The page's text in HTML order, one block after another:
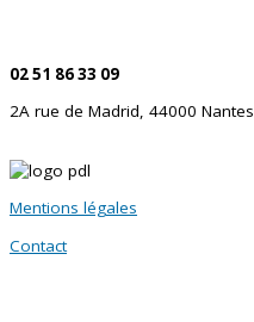
02 51 86 33 09
2A rue de Madrid, 44000 Nantes
Mentions légales
Contact